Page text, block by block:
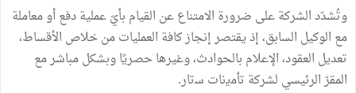
وتُشدّد الشركة على ضرورة الامتناع عن القيام بأيّ عملية دفع أو معاملة
مع الوكيل السابق، إذ يقتصر إنجاز كافة العمليات من خلاص الأقساط،
تعديل العقود، الإعلام بالحوادث، وغيرها حصريًا وبشكل مباشر مع
المقرّ الرئيسي لشركة ﺗﺄﻣﯾﻧﺎت ﺳﺗﺎر.